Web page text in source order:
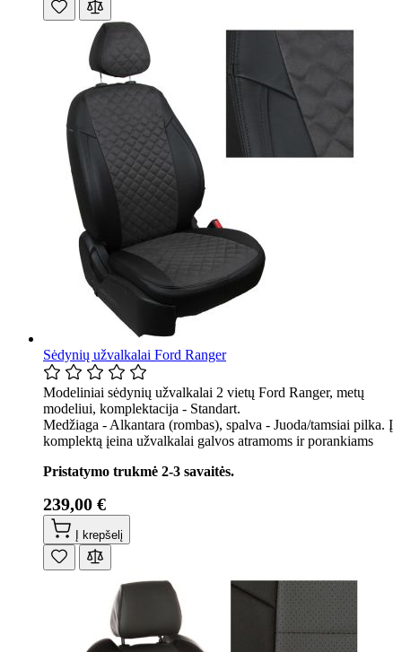
Sėdynių užvalkalai Ford Ranger
Modeliniai sėdynių užvalkalai 2 vietų Ford Ranger, metų
modeliui, komplektacija - Standart.
Medžiaga - Alkantara (rombas), spalva - Juoda/tamsiai pilka. Į
komplektą įeina užvalkalai galvos atramoms ir porankiams
Pristatymo trukmė 2-3 savaitės.
239,00 €
Į krepšelį